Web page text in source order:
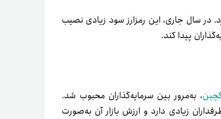
در سال جاری، این رمزارز سود زیادی نصیب
پیدا کند.
، به‌مرور بین سرمایه‌­گذاران محبوب شد.
زیادی دارد و ارزش بازار آن به‌­صورت